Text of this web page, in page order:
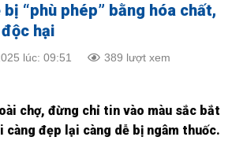
“phù phép” bằng hóa chất,
hại
lúc: 09:51 389 lượt xem
chợ, đừng chỉ tin vào màu sắc bắt
càng đẹp lại càng dễ bị ngâm thuốc.